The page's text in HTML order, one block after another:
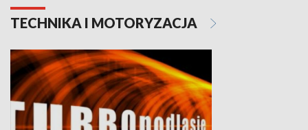
TECHNIKA I MOTORYZACJA